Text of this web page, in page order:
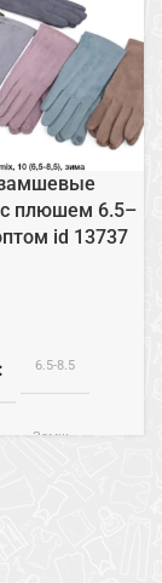
ОТДЕЛКА
с плюшем 6.5–
id 13737
6.5-8.5
Замш